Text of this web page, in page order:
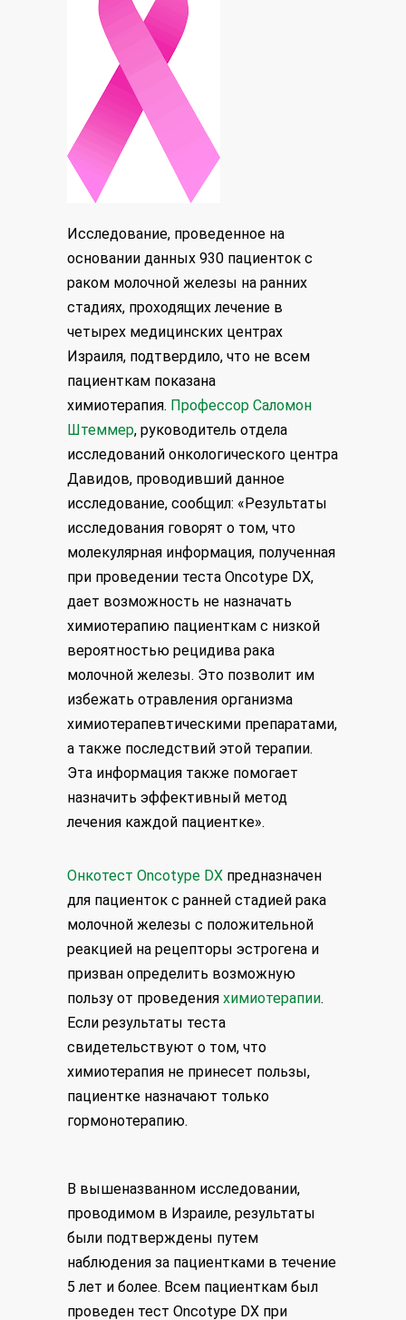
Исследование, проведенное на
основании данных 930 пациенток с
раком молочной железы на ранних
стадиях, проходящих лечение в
четырех медицинских центрах
Израиля, подтвердило, что не всем
пациенткам показана
химиотерапия. Профессор Саломон
Штеммер, руководитель отдела
исследований онкологического центра
Давидов, проводивший данное
исследование, сообщил: «Результаты
исследования говорят о том, что
молекулярная информация, полученная
при проведении теста Oncotype DX,
дает возможность не назначать
химиотерапию пациенткам с низкой
вероятностью рецидива рака
молочной железы. Это позволит им
избежать отравления организма
химиотерапевтическими препаратами,
а также последствий этой терапии.
Эта информация также помогает
назначить эффективный метод
лечения каждой пациентке».
Онкотест Oncotype DX предназначен
для пациенток с ранней стадией рака
молочной железы с положительной
реакцией на рецепторы эстрогена и
призван определить возможную
пользу от проведения химиотерапии.
Если результаты теста
свидетельствуют о том, что
химиотерапия не принесет пользы,
пациентке назначают только
гормонотерапию.
В вышеназванном исследовании,
проводимом в Израиле, результаты
были подтверждены путем
наблюдения за пациентками в течение
5 лет и более. Всем пациенткам был
проведен тест Oncotype DX при